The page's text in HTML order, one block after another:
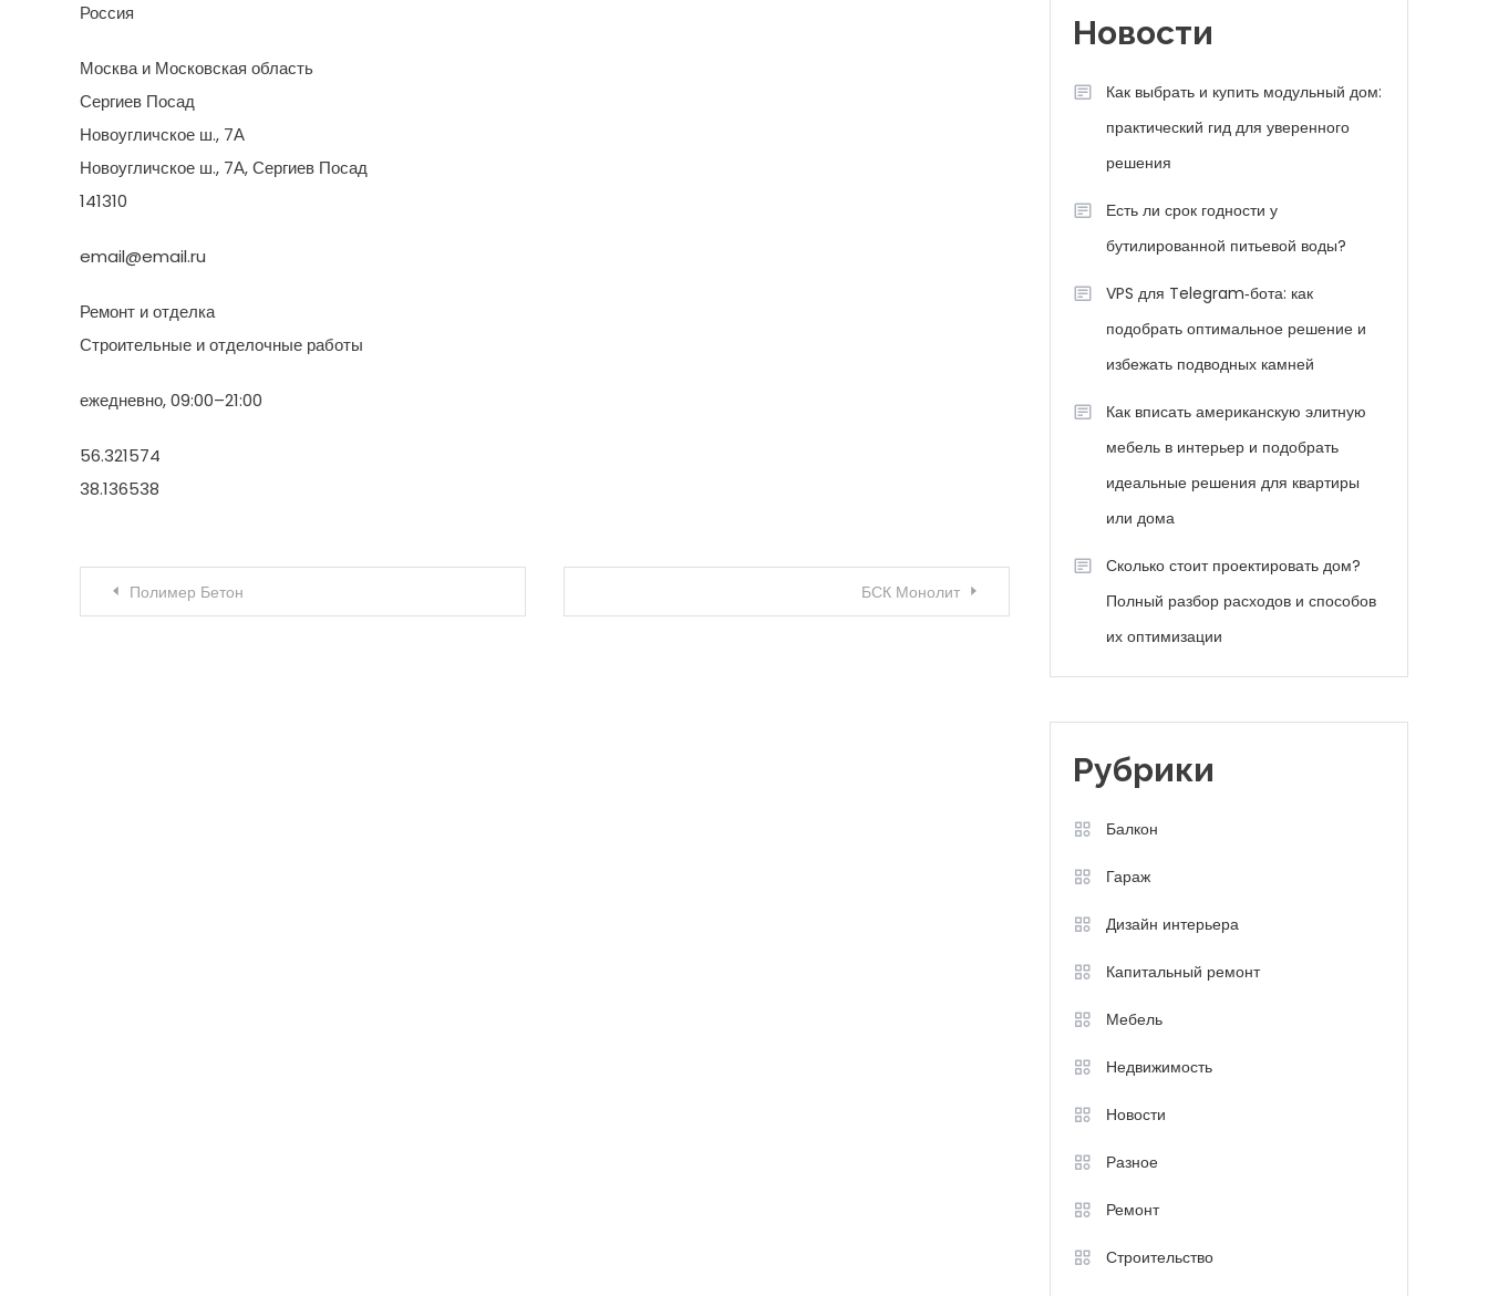
Россия
Москва и Московская область
Сергиев Посад
Новоугличское ш., 7А
Новоугличское ш., 7А, Сергиев Посад
141310
email@email.ru
Ремонт и отделка
Строительные и отделочные работы
ежедневно, 09:00–21:00
56.321574
38.136538
Навигация по записям
Полимер Бетон БСК Монолит
Новости
Как выбрать и купить модульный дом:
практический гид для уверенного
решения
Есть ли срок годности у
бутилированной питьевой воды?
VPS для Telegram‑бота: как
подобрать оптимальное решение и
избежать подводных камней
Как вписать американскую элитную
мебель в интерьер и подобрать
идеальные решения для квартиры
или дома
Сколько стоит проектировать дом?
Полный разбор расходов и способов
их оптимизации
Рубрики
Балкон
Гараж
Дизайн интерьера
Капитальный ремонт
Мебель
Недвижимость
Новости
Разное
Ремонт
Строительство